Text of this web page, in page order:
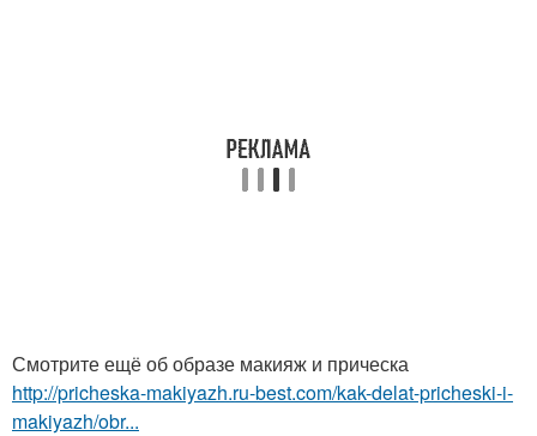
Смотрите ещё об образе макияж и прическа
http://pricheska-makiyazh.ru-best.com/kak-delat-pricheski-i-
makiyazh/obr...